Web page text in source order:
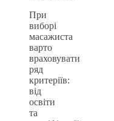
При
виборі
масажиста
варто
враховувати
ряд
критеріїв:
від
освіти
та